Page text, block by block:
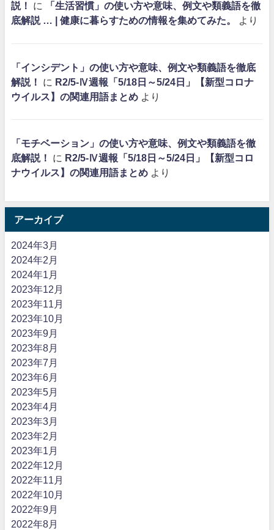
説！
に
「生活習慣」の使い方や意味、例文や類義語を徹
底解説 … | 健康に暮らすための情報を集めてみた。
より
「インシデント」の使い方や意味、例文や類義語を徹底
解説！
に R2/5-Ⅳ週報「5/18日～5/24日」【新型コロナ
ウイルス】の関連用語まとめ より
「モチベーション」の使い方や意味、例文や類義語を徹
底解説！
に R2/5-Ⅳ週報「5/18日～5/24日」【新型コロ
ナウイルス】の関連用語まとめ より
アーカイブ
2024年3月
2024年2月
2024年1月
2023年12月
2023年11月
2023年10月
2023年9月
2023年8月
2023年7月
2023年6月
2023年5月
2023年4月
2023年3月
2023年2月
2023年1月
2022年12月
2022年11月
2022年10月
2022年9月
2022年8月